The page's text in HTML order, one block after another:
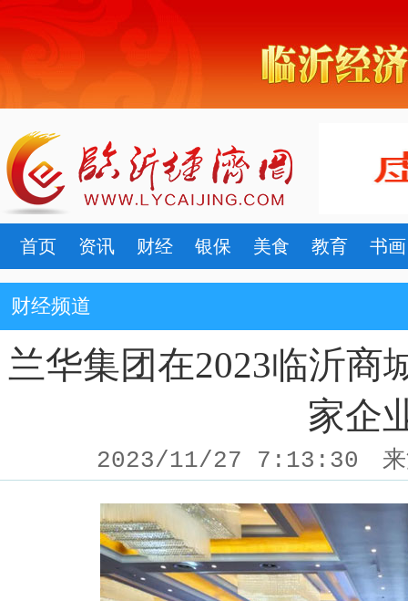
首页 资讯 财经 银保 美食 教育 书画
财经频道
兰华集团在2023临沂商
家企
2023/11/27 7:13:30